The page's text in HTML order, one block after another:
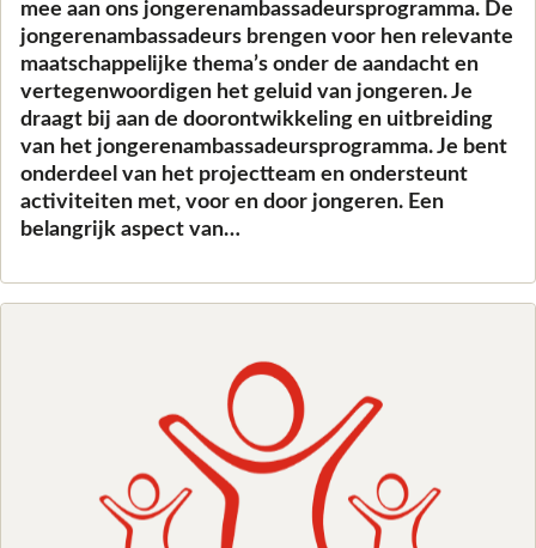
mee aan ons jongerenambassadeursprogramma. De
jongerenambassadeurs brengen voor hen relevante
maatschappelijke thema’s onder de aandacht en
vertegenwoordigen het geluid van jongeren. Je
draagt bij aan de doorontwikkeling en uitbreiding
van het jongerenambassadeursprogramma. Je bent
onderdeel van het projectteam en ondersteunt
activiteiten met, voor en door jongeren. Een
belangrijk aspect van…